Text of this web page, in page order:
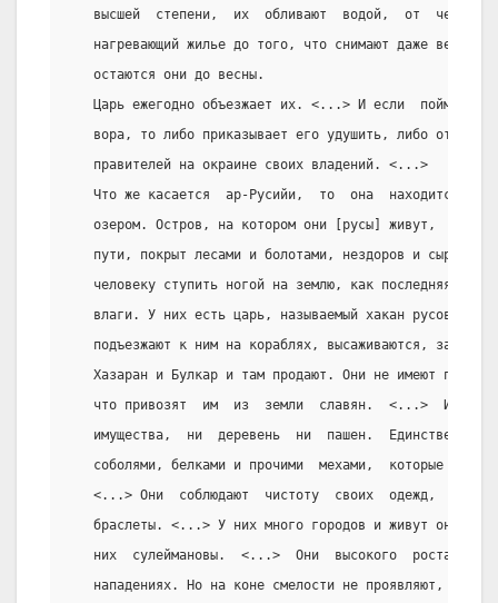
высшей  степени,  их  обливают  водой,  от  чего
нагревающий жилье до того, что снимают даже верхнюю
   остаются они до весны.
Царь ежегодно объезжает их. <...> И если  поймает
вора, то либо приказывает его удушить, либо отдает
   правителей на окраине своих владений. <...>
Что же касается  ар-Русийи,  то  она  находится  на
озером. Остров, на котором они [русы] живут,
пути, покрыт лесами и болотами, нездоров и сыр до
человеку ступить ногой на землю, как последняя
влаги. У них есть царь, называемый хакан русов. Они
подъезжают к ним на кораблях, высаживаются,
Хазаран и Булкар и там продают. Они не имеют пашен,
что привозят  им  из  земли  славян.  <...>  И
имущества,  ни  деревень  ни  пашен.  Единственное
соболями, белками и прочими  мехами,  которые  они
<...> Они  соблюдают  чистоту  своих  одежд,  их
браслеты. <...> У них много городов и живут они
них  сулеймановы.  <...>  Они  высокого  роста,
нападениях. Но на коне смелости не проявляют, и все